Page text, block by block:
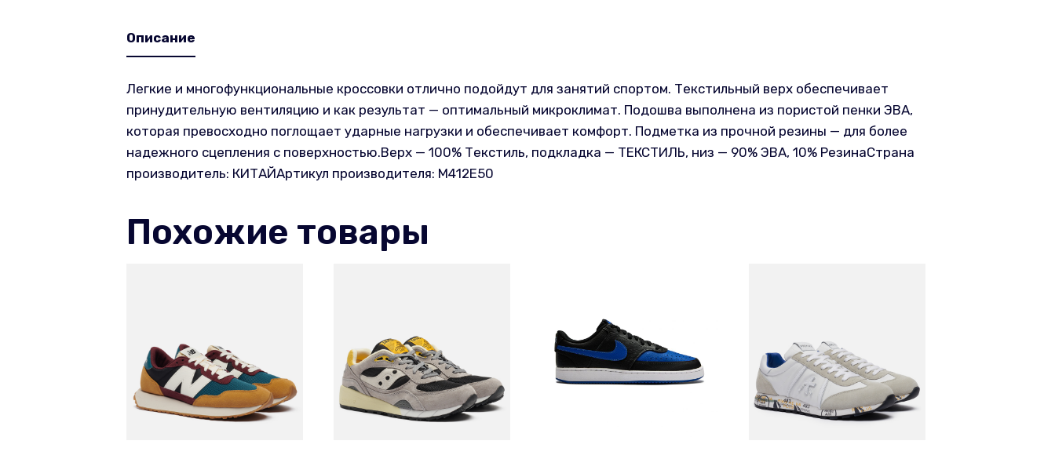
Описание
Легкие и многофункциональные кроссовки отлично подойдут для занятий спортом. Текстильный верх обеспечивает
принудительную вентиляцию и как результат — оптимальный микроклимат. Подошва выполнена из пористой пенки ЭВА,
которая превосходно поглощает ударные нагрузки и обеспечивает комфорт. Подметка из прочной резины — для более
надежного сцепления с поверхностью.Верх — 100% Текстиль, подкладка — ТЕКСТИЛЬ, низ — 90% ЭВА, 10% РезинаСтрана
производитель: КИТАЙАртикул производителя: M412E50
Похожие товары